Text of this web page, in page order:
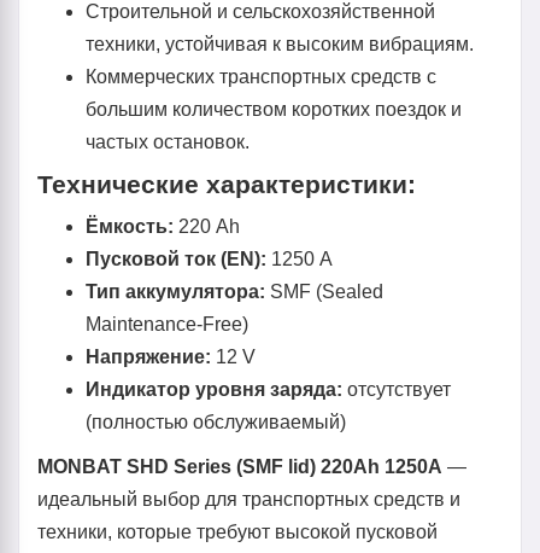
Строительной и сельскохозяйственной
техники, устойчивая к высоким вибрациям.
Коммерческих транспортных средств с
большим количеством коротких поездок и
частых остановок.
Технические характеристики:
Ёмкость: 220 Ah
Пусковой ток (EN): 1250 A
Тип аккумулятора: SMF (Sealed
Maintenance-Free)
Напряжение: 12 V
Индикатор уровня заряда: отсутствует
(полностью обслуживаемый)
MONBAT SHD Series (SMF lid) 220Ah 1250A —
идеальный выбор для транспортных средств и
техники, которые требуют высокой пусковой